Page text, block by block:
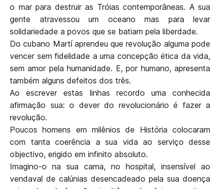
o mar para destruir as Tróias contemporâneas. A sua
gente atravessou um oceano mas para levar
solidariedade a povos que se batiam pela liberdade.
Do cubano Martí aprendeu que revolução alguma pode
vencer sem fidelidade a uma concepção ética da vida,
sem amor pela humanidade. E, por humano, apresenta
também alguns defeitos dos três.
Ao escrever estas linhas recordo uma conhecida
afirmação sua: o dever do revolucionário é fazer a
revolução.
Poucos homens em milênios de História colocaram
com tanta coerência a sua vida ao serviço desse
objectivo, erigido em infinito absoluto.
Imagino-o na sua cama, no hospital, insensível ao
vendaval de calúnias desencadeado pela sua doença